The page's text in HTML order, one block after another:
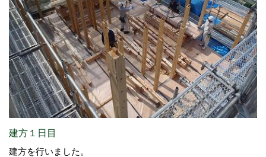
建方１日目
建方を行いました。